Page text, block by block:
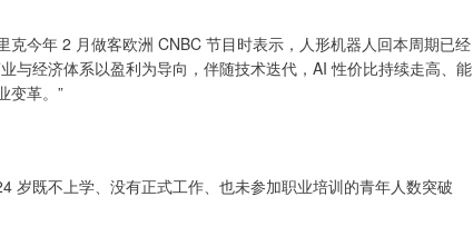
今年 2 月做客欧洲 CNBC 节目时表示，人形机器人回本周期已经
与经济体系以盈利为导向，伴随技术迭代，AI 性价比持续走高、能
变革。”
既不上学、没有正式工作、也未参加职业培训的青年人数突破